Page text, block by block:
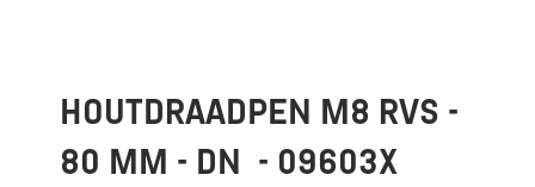
FAQ
Blogs
HOUTDRAADPEN M8 RVS -
80 MM - DN  - 09603X